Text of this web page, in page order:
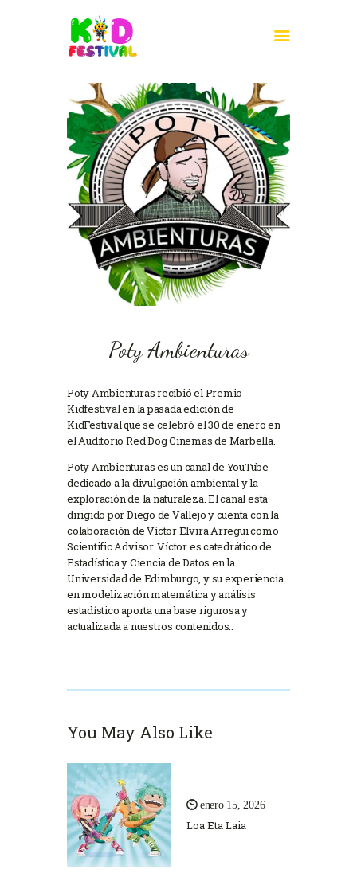
INICIO
¿QUÉ ES?
PARTICIPA
PREMIADOS 2026
PALMARÉS
KIDFESTIVAL 2026
AGENDA 2030
CONTACTO
Poty Ambienturas
Poty Ambienturas recibió el Premio
Kidfestival en la pasada edición de
KidFestival que se celebró el 30 de enero en
el Auditorio Red Dog Cinemas de Marbella.
Poty Ambienturas es un canal de YouTube
dedicado a la divulgación ambiental y la
exploración de la naturaleza. El canal está
dirigido por Diego de Vallejo y cuenta con la
colaboración de Víctor Elvira Arregui como
Scientific Advisor. Víctor es catedrático de
Estadística y Ciencia de Datos en la
Universidad de Edimburgo, y su experiencia
en modelización matemática y análisis
estadístico aporta una base rigurosa y
actualizada a nuestros contenidos..
You May Also Like
enero 15, 2026
Loa Eta Laia